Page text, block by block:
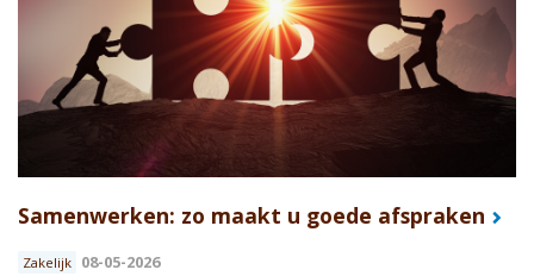
Samenwerken: zo maakt u goede afspraken
Zakelijk 08-05-2026